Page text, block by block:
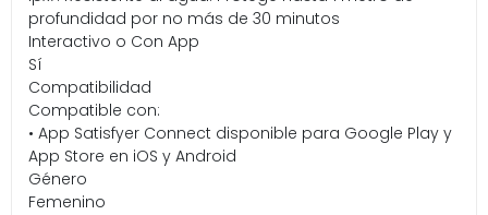
profundidad por no más de 30 minutos
Interactivo o Con App
Sí
Compatibilidad
Compatible con:
• App Satisfyer Connect disponible para Google Play y
App Store en iOS y Android
Género
Femenino